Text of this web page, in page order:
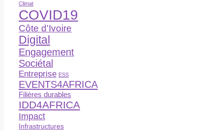
Climat
COVID19
Côte d'Ivoire
Digital
Engagement
Sociétal
Entreprise ESS
EVENTS4AFRICA
Filières durables
IDD4AFRICA
Impact
Infrastructures